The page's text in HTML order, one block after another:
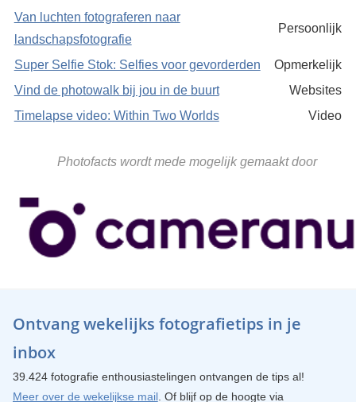
Van luchten fotograferen naar
landschapsfotografie
Persoonlijk
Super Selfie Stok: Selfies voor gevorderden
Opmerkelijk
Vind de photowalk bij jou in de buurt
Websites
Timelapse video: Within Two Worlds
Video
Photofacts wordt mede mogelijk gemaakt door
Ontvang wekelijks fotografietips in je
inbox
39.424 fotografie enthousiastelingen ontvangen de tips al!
Meer over de wekelijkse mail. Of blijf op de hoogte via